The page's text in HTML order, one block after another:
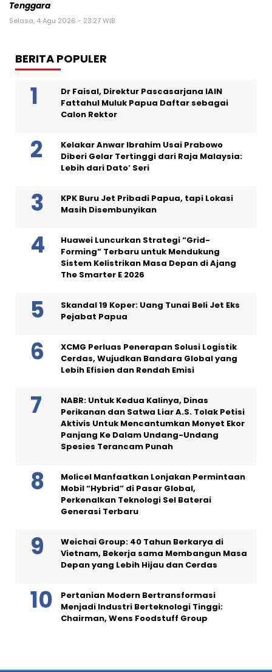
Tenggara
Selasa, 4 Agu 2026 - 23:27 WIB
BERITA POPULER
Dr Faisal, Direktur Pascasarjana IAIN
Fattahul Muluk Papua Daftar sebagai
Calon Rektor
Kelakar Anwar Ibrahim Usai Prabowo
Diberi Gelar Tertinggi dari Raja Malaysia:
Lebih dari Dato’ Seri
KPK Buru Jet Pribadi Papua, tapi Lokasi
Masih Disembunyikan
Huawei Luncurkan Strategi “Grid-
Forming” Terbaru untuk Mendukung
Sistem Kelistrikan Masa Depan di Ajang
The Smarter E 2026
Skandal 19 Koper: Uang Tunai Beli Jet Eks
Pejabat Papua
XCMG Perluas Penerapan Solusi Logistik
Cerdas, Wujudkan Bandara Global yang
Lebih Efisien dan Rendah Emisi
NABR: Untuk Kedua Kalinya, Dinas
Perikanan dan Satwa Liar A.S. Tolak Petisi
Aktivis Untuk Mencantumkan Monyet Ekor
Panjang Ke Dalam Undang-Undang
Spesies Terancam Punah
Molicel Manfaatkan Lonjakan Permintaan
Mobil “Hybrid” di Pasar Global,
Perkenalkan Teknologi Sel Baterai
Generasi Terbaru
Weichai Group: 40 Tahun Berkarya di
Vietnam, Bekerja sama Membangun Masa
Depan yang Lebih Hijau dan Cerdas
Pertanian Modern Bertransformasi
Menjadi Industri Berteknologi Tinggi:
Chairman, Wens Foodstuff Group